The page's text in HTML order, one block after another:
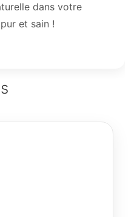
dans votre
et sain !